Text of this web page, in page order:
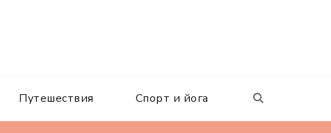
Путешествия Спорт и йога